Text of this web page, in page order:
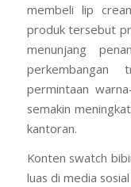
membeli lip
produk tersebut
menunjang
permintaan
semakin
kantoran.
Konten swatch
luas di media